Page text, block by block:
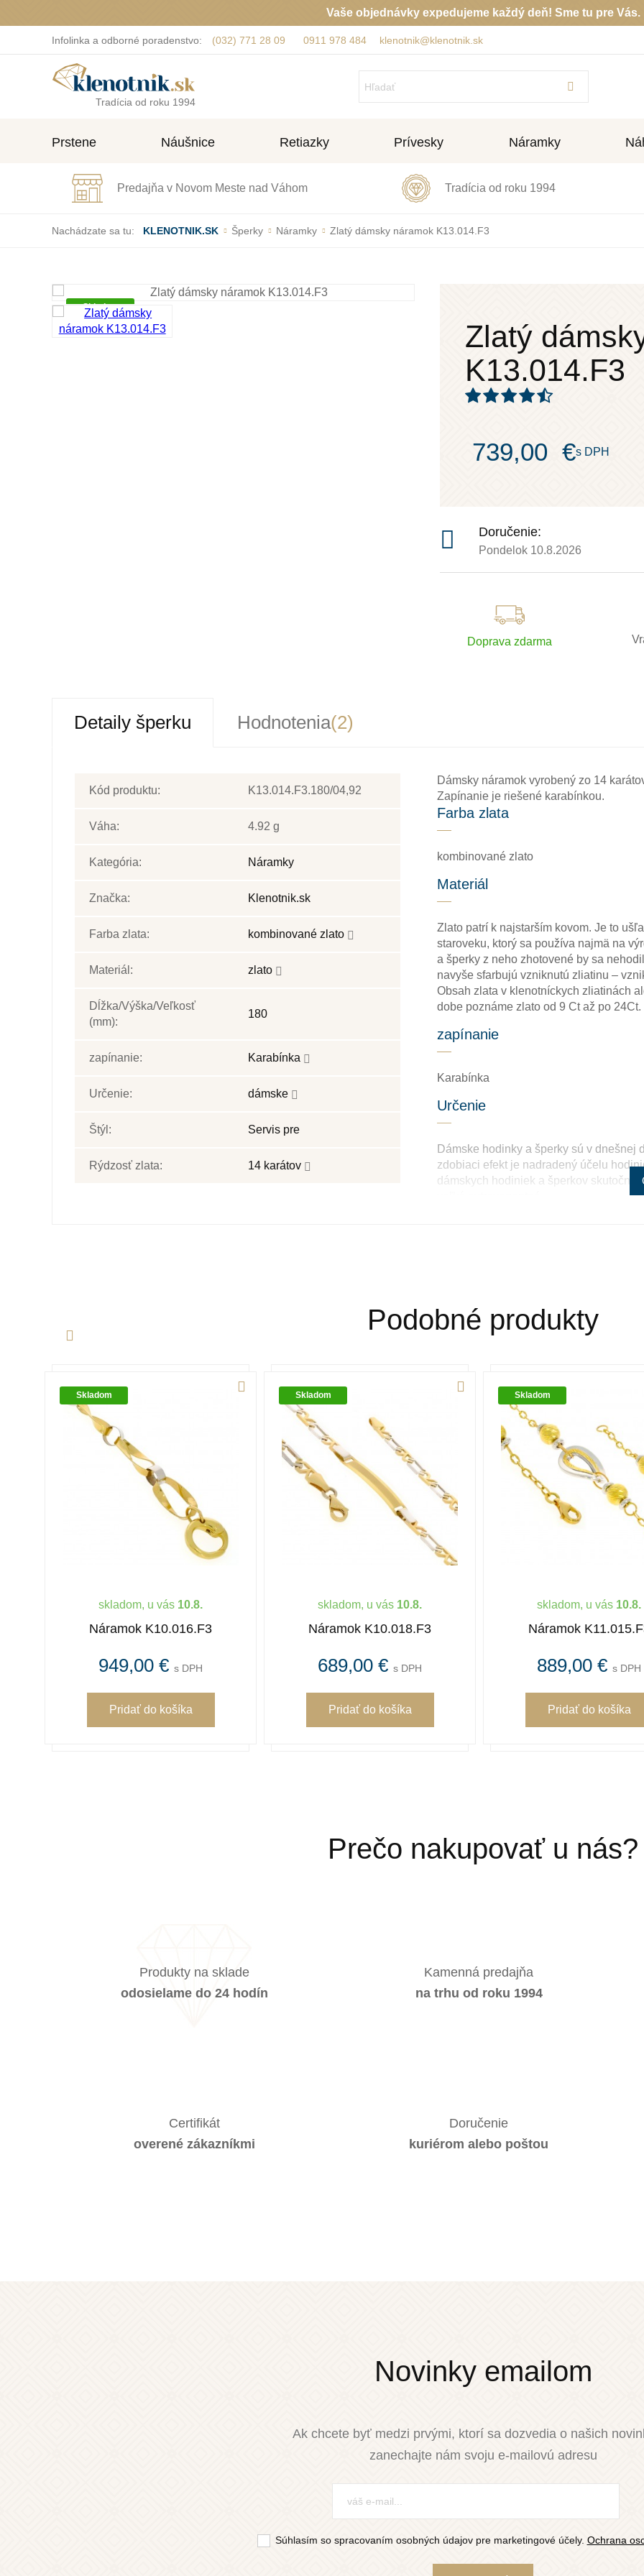
Vaše objednávky expedujeme každý deň! Sme tu pre Vás.
Infolinka a odborné poradenstvo: (032) 771 28 09 0911 978 484 klenotnik@klenotnik.sk
Tradícia od roku 1994
Prstene Náušnice Retiazky Prívesky Náramky
Predajňa v Novom Meste nad Váhom Tradícia od roku 1994
Nachádzate sa tu: KLENOTNIK.SK Šperky Náramky Zlatý dámsky náramok K13.014.F3
Skladom
Zlatý
K13.014.F3
739,00 €s DPH
Doručenie:
Pondelok 10.8.2026
Doprava zdarma
Detaily šperku Hodnotenia(2)
Kód produktu: K13.014.F3.180/04,92
Váha: 4.92 g
Kategória: Náramky
Značka: Klenotnik.sk
Farba zlata: kombinované zlato
Materiál: zlato
Dĺžka/Výška/Veľkosť
(mm):
180
zapínanie: Karabínka
Určenie: dámske
Štýl: Servis pre
Rýdzosť zlata: 14 karátov
Dámsky náramok vyrobený zo 14
Zapínanie je riešené karabínkou.
Farba zlata
kombinované zlato
Materiál
Zlato patrí k najstarším kovom. Je to
staroveku, ktorý sa používa najmä na
a šperky z neho zhotovené by sa
navyše sfarbujú vzniknutú zliatinu –
Obsah zlata v klenotníckych zliatinách
dobe poznáme zlato od 9 Ct až po 24Ct.
zapínanie
Karabínka
Určenie
Dámske hodinky a šperky sú v
zdobiaci efekt je nadradený účelu
dámskych hodiniek a šperkov skutočne
na investičné účely. V súčasnosti je v
klenotníckych zliatinách alebo rýdzosť
Podobné produkty
Skladom
skladom, u vás 10.8.
Náramok K10.016.F3
949,00 € s DPH
Pridaťdo košíka
Skladom
skladom, u vás 10.8.
Náramok K10.018.F3
689,00 € s DPH
Pridaťdo košíka
Skladom
skladom, u vás 10.8.
Náramok
889,00 € s DPH
Pridaťdo košíka
Prečo nakupovať u nás?
Produkty na sklade
odosielame do 24 hodín
Kamenná predajňa
na trhu od roku 1994
Certifikát
overené zákazníkmi
Doručenie
kuriérom alebo poštou
Novinky emailom
Ak chcete byť medzi prvými, ktorí sa dozvedia o našich
zanechajte nám svoju e-mailovú adresu
Súhlasím so spracovaním osobných údajov pre marketingové účely. Ochrana